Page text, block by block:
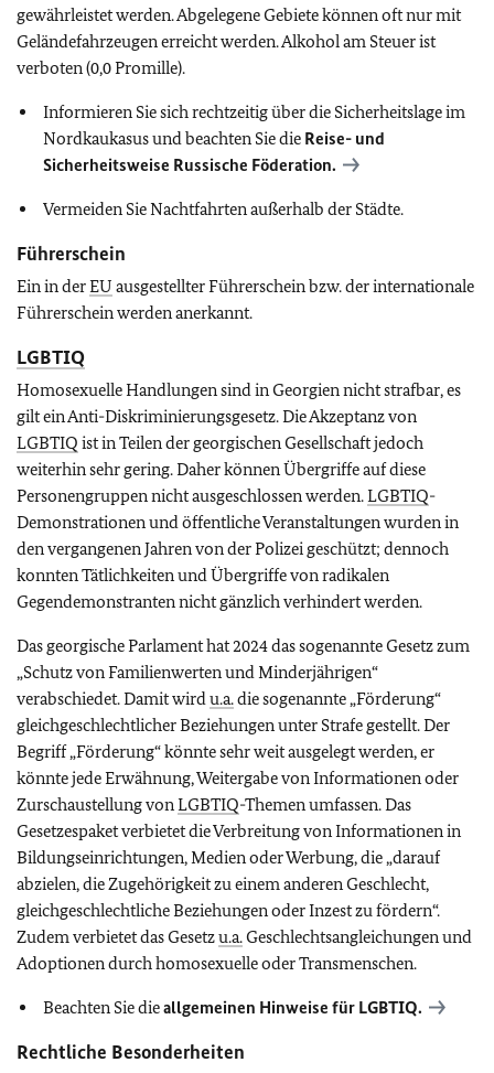
gewährleistet werden. Abgelegene Gebiete können oft nur mit
Geländefahrzeugen erreicht werden. Alkohol am Steuer ist
verboten (0,0 Promille).
Informieren Sie sich rechtzeitig über die Sicherheitslage im
Nordkaukasus und beachten Sie die Reise- und
Sicherheitsweise Russische Föderation.
Vermeiden Sie Nachtfahrten außerhalb der Städte.
Führerschein
Ein in derEU ausgestellter Führerschein bzw. der internationale
Führerschein werden anerkannt.
LGBTIQ
Homosexuelle Handlungen sind in Georgien nicht strafbar, es
gilt ein Anti-Diskriminierungsgesetz. Die Akzeptanz von
LGBTIQ ist in Teilen der georgischen Gesellschaft jedoch
weiterhin sehr gering. Daher können Übergriffe auf diese
Personengruppen nicht ausgeschlossen werden.LGBTIQ-
Demonstrationen und öffentliche Veranstaltungen wurden in
den vergangenen Jahren von der Polizei geschützt; dennoch
konnten Tätlichkeiten und Übergriffe von radikalen
Gegendemonstranten nicht gänzlich verhindert werden.
Das georgische Parlament hat 2024 das sogenannte Gesetz zum
„Schutz von Familienwerten und Minderjährigen“
verabschiedet. Damit wirdu.a.die sogenannte „Förderung“
gleichgeschlechtlicher Beziehungen unter Strafe gestellt. Der
Begriff „Förderung“ könnte sehr weit ausgelegt werden, er
könnte jede Erwähnung, Weitergabe von Informationen oder
Zurschaustellung vonLGBTIQ-Themen umfassen. Das
Gesetzespaket verbietet die Verbreitung von Informationen in
Bildungseinrichtungen, Medien oder Werbung, die „darauf
abzielen, die Zugehörigkeit zu einem anderen Geschlecht,
gleichgeschlechtliche Beziehungen oder Inzest zu fördern“.
Zudem verbietet das Gesetzu.a.Geschlechtsangleichungen und
Adoptionen durch homosexuelle oder Transmenschen.
Beachten Sie dieallgemeinen Hinweise für LGBTIQ.
Rechtliche Besonderheiten